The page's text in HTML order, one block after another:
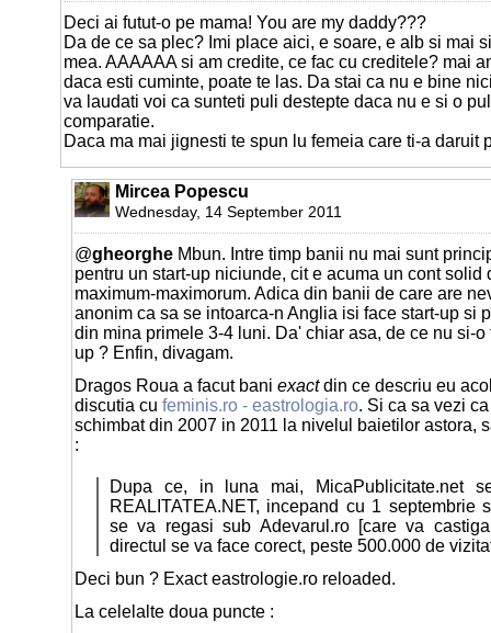
Deci ai futut-o pe mama! You are my daddy???
Da de ce sa plec? Imi place aici, e soare, e alb si mai
mea. AAAAAA si am credite, ce fac cu creditele? mai
daca esti cuminte, poate te las. Da stai ca nu e bine
va laudati voi ca sunteti puli destepte daca nu e si o
comparatie.
Daca ma mai jignesti te spun lu femeia care ti-a daruit
Mircea Popescu
Wednesday, 14 September 2011
@gheorghe Mbun. Intre timp banii nu mai sunt
pentru un start-up niciunde, cit e acuma un cont solid
maximum-maximorum. Adica din banii de care are
anonim ca sa se intoarca-n Anglia isi face start-up si
din mina primele 3-4 luni. Da' chiar asa, de ce nu si-
up ? Enfin, divagam.
Dragos Roua a facut bani exactdin ce descriu eu
discutia cu feminis.ro - eastrologia.ro. Si ca sa vezi
schimbat din 2007 in 2011 la nivelul baietilor astora,
:
Dupa ce, in luna mai, MicaPublicitate.net
REALITATEA.NET, incepand cu 1 septembrie
se va regasi sub Adevarul.ro [care va
directul se va face corect, peste 500.000 de
Deci bun ? Exact eastrologie.ro reloaded.
La celelalte doua puncte :